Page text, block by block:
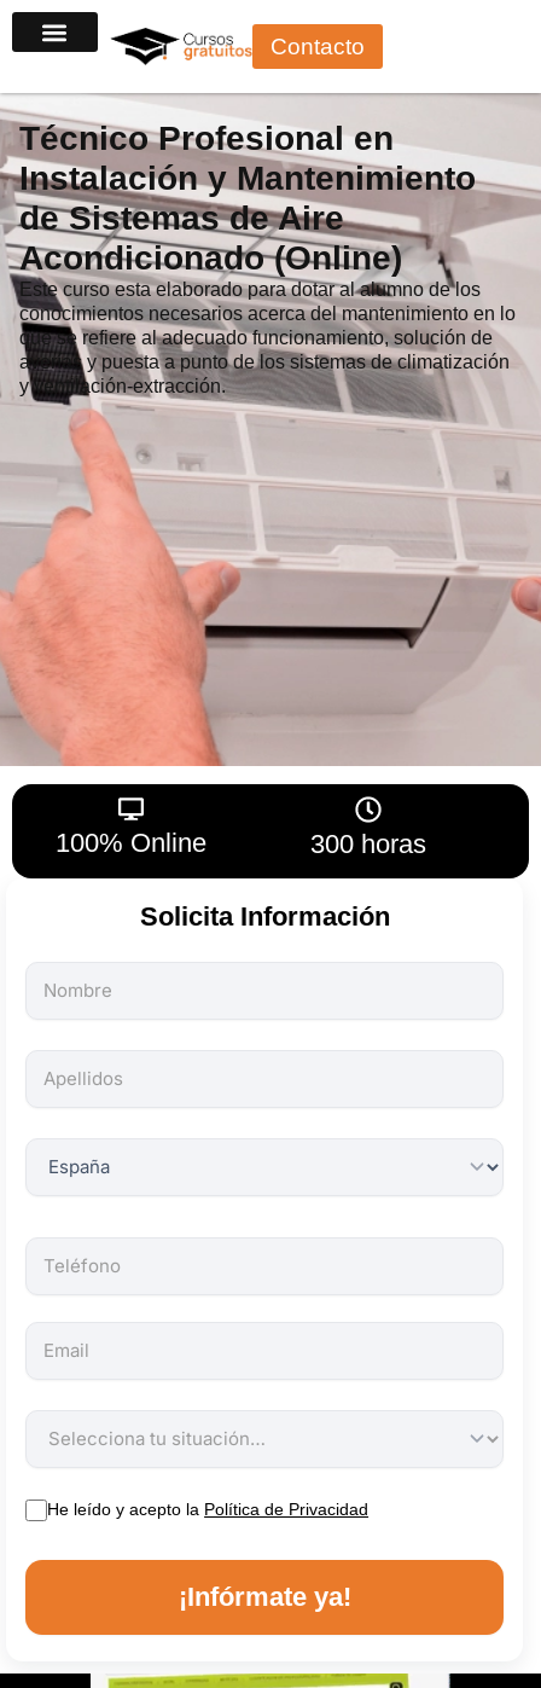
al
Contacto
Técnico Profesional en
Instalación y Mantenimiento
de Sistemas de Aire
Acondicionado (Online)
Este curso esta elaborado para dotar al alumno de los
conocimientos necesarios acerca del mantenimiento en lo
que se refiere al adecuado funcionamiento, solución de
averías y puesta a punto de los sistemas de climatización
y ventilación-extracción.
100% Online 300 horas
Solicita Información
Todos
los
son
obligatorios.
He leído y acepto la Política de Privacidad
¡Infórmate ya!